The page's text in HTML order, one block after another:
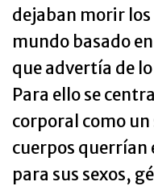
dejaban morir los
mundo basado
que advertía de
Para ello se
corporal como un
cuerpos querrían
para sus sexos,